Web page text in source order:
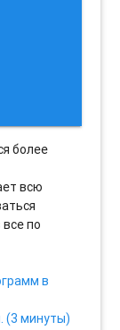
более
всю
по
в
(3 минуты)